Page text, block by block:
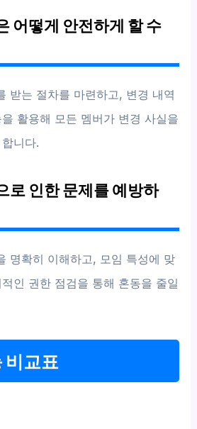
어떻게 안전하게 할 수
받는 절차를 마련하고, 변경 내역
활용해 모든 멤버가 변경 사실을
니다.
로 인한 문제를 예방하
명확히 이해하고, 모임 특성에 맞
인 권한 점검을 통해 혼동을 줄일
비교표